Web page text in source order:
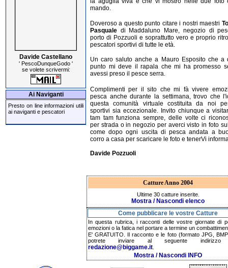
Davide Castellano
' PescoDunqueGodo '
se volete scrivermi:
Ai Naviganti
Presto on line informazioni utili
ai naviganti e pescatori
mando.
Doveroso a questo punto citare i nostri maestri
Pasquale di Maddaluno Mare, negozio di
porto di Pozzuoli e soprattutto vero e proprio
pescatori sportivi di tutte le età.
Un caro saluto anche a Mauro Esposito che a
punto mi deve il rapala che mi ha promesso
avessi preso il pesce serra.
Complimenti per il sito che mi fà vivere
pesca anche durante la settimana, trovo che
questa comunità virtuale costituita da noi
sportivi sia eccezionale. Invito chiunque a
tam tam funziona sempre, delle volte ci
per strada o in negozio per averci visto in foto
come dopo ogni uscita di pesca andata a
corro a casa per scaricare le foto e tenerVi
Davide Pozzuoli
Catture Anno 2004
Ultime 30 catture inserite.
Mostra / Nascondi elenco
Come pubblicare le vostre Catture
In questa rubrica, i racconti delle vostre giornate di
emozioni o la fatica nel portare a termine un
E' GRATUITO. Il racconto e le foto (formato JPG,
potrete inviare al seguente indirizzo
redazione@biggame.it
Mostra / Nascondi INFO